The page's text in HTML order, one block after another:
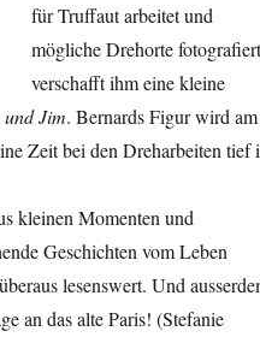
für Truffaut arbeitet und
mögliche Drehorte
verschafft ihm eine kleine
und Jim. Bernards Figur wird am
Zeit bei den Dreharbeiten tief
kleinen Momenten und
Geschichten vom Leben
lesenswert. Und
an das alte Paris! (Stefanie